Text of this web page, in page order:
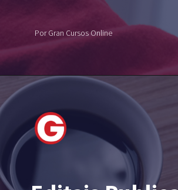
Por Gran Cursos Online